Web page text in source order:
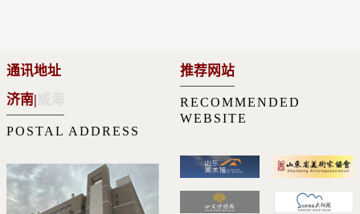
通讯地址
济南|
POSTAL ADDRESS
推荐网站
RECOMMENDED
WEBSITE